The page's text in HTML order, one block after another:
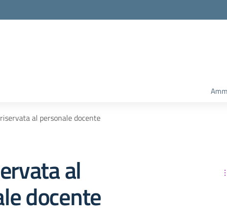
al personale docente
al
docente